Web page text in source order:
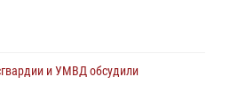
и УМВД обсудили